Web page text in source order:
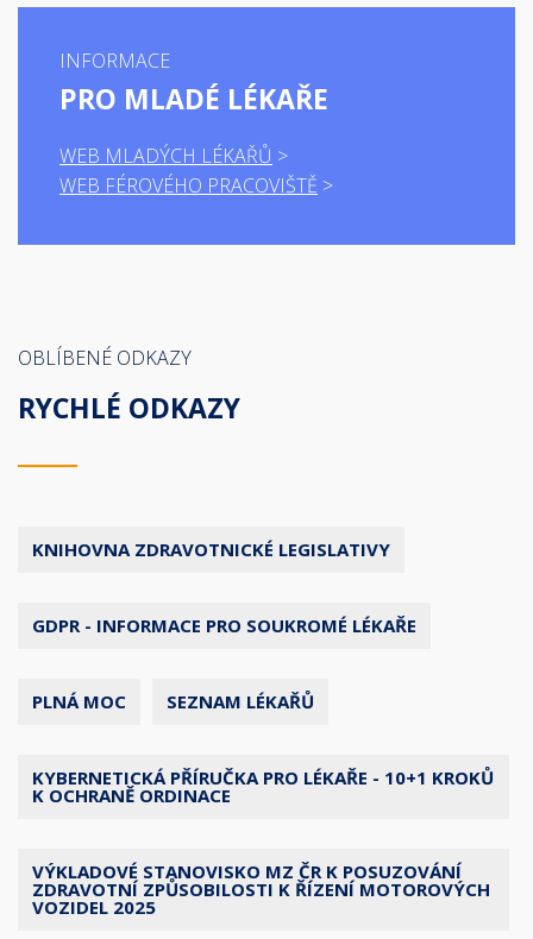
INFORMACE
PRO MLADÉ LÉKAŘE
WEB MLADÝCH LÉKAŘŮ
WEB FÉROVÉHO PRACOVIŠTĚ
OBLÍBENÉ ODKAZY
RYCHLÉ ODKAZY
KNIHOVNA ZDRAVOTNICKÉ LEGISLATIVY
GDPR - INFORMACE PRO SOUKROMÉ LÉKAŘE
PLNÁ MOC SEZNAM LÉKAŘŮ
KYBERNETICKÁ PŘÍRUČKA PRO LÉKAŘE - 10+1 KROKŮ
K OCHRANĚ ORDINACE
VÝKLADOVÉ STANOVISKO MZ ČR K POSUZOVÁNÍ
ZDRAVOTNÍ ZPŮSOBILOSTI K ŘÍZENÍ MOTOROVÝCH
VOZIDEL 2025